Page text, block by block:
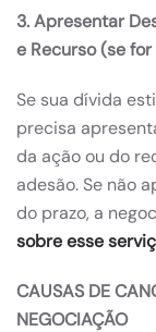
3. Apresentar
e Recurso (se
Se sua dívida
precisa
da ação ou do
adesão. Se não
do prazo, a
sobre esse
CAUSAS DE
NEGOCIAÇÃO